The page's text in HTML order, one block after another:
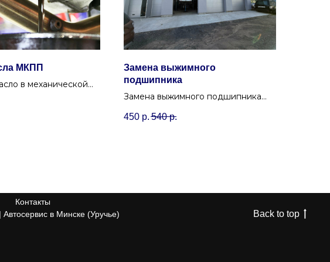
МКПП
в механической
и увеличения
Замена выжимного
подшипника
Замена выжимного подшипника
быстро и с гарантией на работы в
450 р. 540 р.
Контакты
в Минске (Уручье)
Back to top